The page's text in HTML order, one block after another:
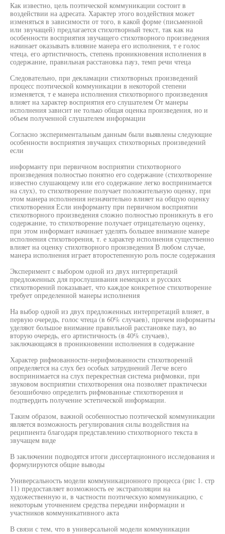
Как известно, цель поэтической коммуникации состоит в
воздействии на адресата. Характер этого воздействия может
изменяться в зависимости от того, в какой форме (письменной
или звучащей) предлагается стихотворный текст, так как на
особенности восприятия звучащего стихотворного произведения
начинает оказывать влияние манера его исполнения, т е голос
чтеца, его артистичность, степень проникновения исполнения в
содержание, правильная расстановка пауз, темп речи чтеца
Следовательно, при декламации стихотворных произведений
процесс поэтической коммуникации в некоторой степени
изменяется, т е манера исполнения стихотворного произведения
влияет на характер восприятия его слушателем От манеры
исполнения зависит не только общая оценка произведения, но и
объем полученной слушателем информации
Согласно экспериментальным данным были выявлены следующие
особенности восприятия звучащих стихотворных произведений
если
информанту при первичном восприятии стихотворного
произведения полностью понятно его содержание (стихотворение
известно слушающему или его содержание легко воспринимается
на слух), то стихотворение получает положительную оценку, при
этом манера исполнения незначительно влияет на общую оценку
стихотворения Если информанту при первичном восприятии
стихотворного произведения сложно полностью проникнуть в его
содержание, то стихотворение получает отрицательную оценку,
при этом информант начинает уделять большее внимание манере
исполнения стихотворения, т. е характер исполнения существенно
влияет на оценку стихотворного произведения В любом случае,
манера исполнения играет второстепенную роль после содержания
Эксперимент с выбором одной из двух интерпретаций
предложенных для прослушивания немецких и русских
стихотворений показывает, что каждое конкретное стихотворение
требует определенной манеры исполнения
На выбор одной из двух предложенных интерпретаций влияет, в
первую очередь, голос чтеца (в 60% случаев), причем информанты
уделяют большое внимание правильной расстановке пауз, во
вторую очередь, его артистичность (в 40% случаев),
заключающаяся в проникновении исполнения в содержание
Характер рифмованности-нерифмованности стихотворений
определяется на слух без особых затруднений Легче всего
воспринимается на слух перекрестная система рифмовки, при
звуковом восприятии стихотворения она позволяет практически
безошибочно определить рифмованные стихотворения и
подтвердить получение эстетической информации.
Таким образом, важной особенностью поэтической коммуникации
является возможность регулирования силы воздействия на
реципиента благодаря представлению стихотворного текста в
звучащем виде
В заключении подводятся итоги диссертационного исследования и
формулируются общие выводы
Универсальность модели коммуникационного процесса (рис 1. стр
11) предоставляет возможность ее экстраполяции на
художественную и, в частности поэтическую коммуникацию, с
некоторым уточнением средства передачи информации и
участников коммуникативного акта
В связи с тем, что в универсальной модели коммуникации